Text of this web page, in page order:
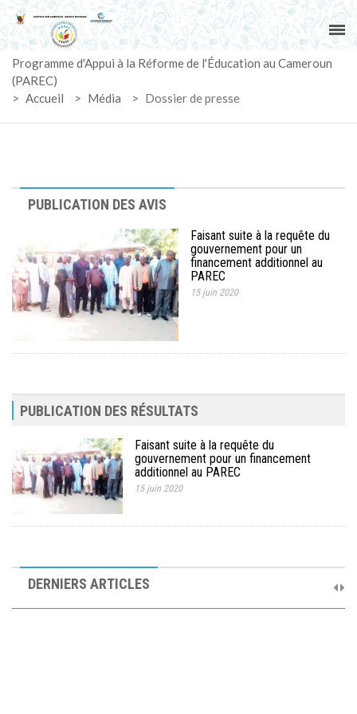
ACCUEIL
PAREC
ACTUALITÉS
ACTIVITÉS
MARCHÉS
SUIVI-EVALUATION
LANGUES
Programme d'Appui à la Réforme de l'Éducation au Cameroun
(PAREC)
> Accueil > Média > Dossier de presse
PUBLICATION DES AVIS
Faisant suite à la requête du
gouvernement pour un
financement additionnel au
PAREC
15 juin 2020
PUBLICATION DES RÉSULTATS
Faisant suite à la requête du
gouvernement pour un financement
additionnel au PAREC
15 juin 2020
DERNIERS ARTICLES
Comité de Pilotage du PAREC
19 septembre 2025